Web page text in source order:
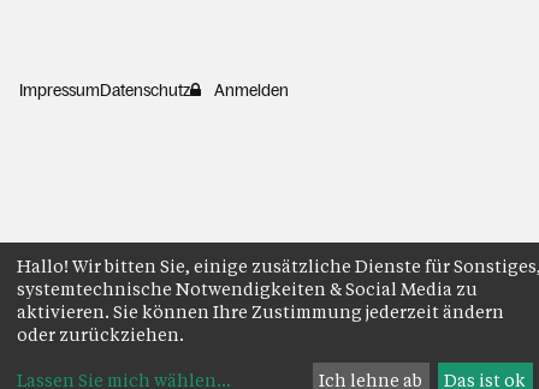
ImpressumDatenschutz Anmelden
Hallo! Wir bitten Sie, einige zusätzliche Dienste für
systemtechnische Notwendigkeiten & Social Media zu
aktivieren. Sie können Ihre Zustimmung jederzeit ändern
oder zurückziehen.
Lassen Sie mich wählen... Ich lehne ab Das ist ok